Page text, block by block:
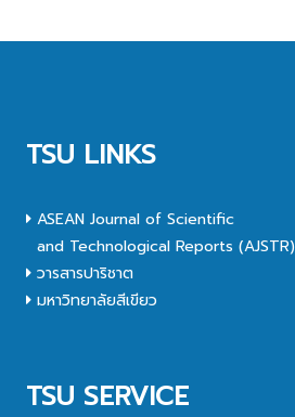
TSU LINKS
ASEAN Journal of Scientific
and Technological Reports (AJSTR)
วารสารปาริชาต
มหาวิทยาลัยสีเขียว
TSU SERVICE